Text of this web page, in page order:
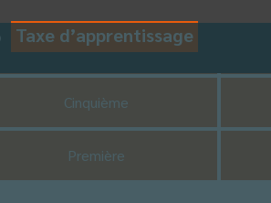
Taxe d’apprentissage
UNSS
Cinquième
Première